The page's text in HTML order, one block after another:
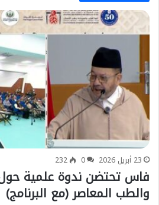
23 أبريل 2026 0
232
فاس تحتضن ندوة علمية
والطب المعاصر (مع البرنامج)